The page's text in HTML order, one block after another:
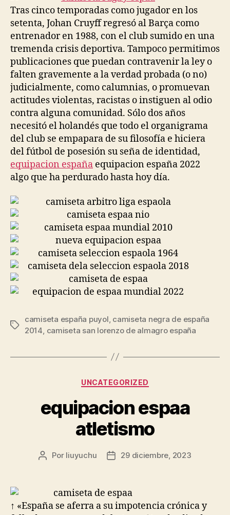
Tras cinco temporadas como jugador en los
setenta, Johan Cruyff regresó al Barça como
entrenador en 1988, con el club sumido en una
tremenda crisis deportiva. Tampoco permitimos
publicaciones que puedan contravenir la ley o
falten gravemente a la verdad probada (o no)
judicialmente, como calumnias, o promuevan
actitudes violentas, racistas o instiguen al odio
contra alguna comunidad. Sólo dos años
necesitó el holandés que todo el organigrama
del club se empapara de su filosofía e hiciera
del fútbol de posesión su seña de identidad,
equipacion españa equipacion españa 2022
algo que ha perdurado hasta hoy día.
Etiquetas
camiseta españa puyol, camiseta negra de españa
2014, camiseta san lorenzo de almagro españa
Categorías
UNCATEGORIZED
equipacion espaa
atletismo
Autor
entrada
Por liuyuchu
Fecha
entrada
29 diciembre, 2023
↑ «España se aferra a su impotencia crónica y